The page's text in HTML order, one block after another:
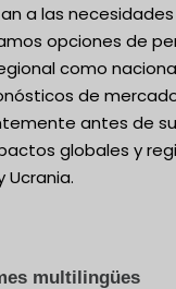
a las
opciones de
como
de
antes de
globales y
Ucrania.
multilingües